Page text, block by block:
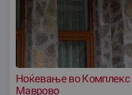
Ноќевање во Комплекс
Маврово